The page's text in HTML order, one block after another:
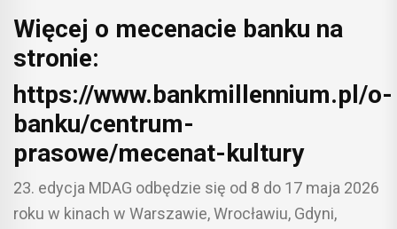
Więcej o mecenacie banku na
stronie:
https://www.bankmillennium.pl/o-
banku/centrum-
prasowe/mecenat-kultury
23. edycja MDAG odbędzie się od 8 do 17 maja 2026
roku w kinach w Warszawie, Wrocławiu, Gdyni,